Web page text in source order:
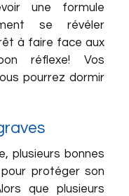
une formule
se révéler
à faire face aux
réflexe! Vos
pourrez dormir
plusieurs bonnes
protéger son
que plusieurs